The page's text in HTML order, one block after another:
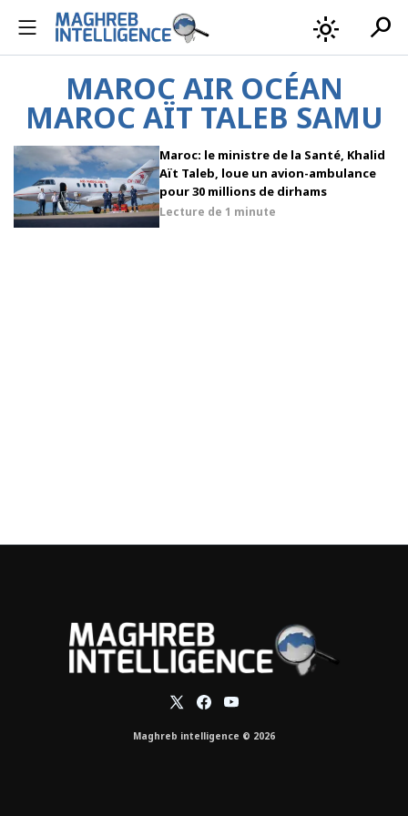
light_mode search
MAROC AIR OCÉAN
MAROC AÏT TALEB SAMU
Maroc: le ministre de la Santé, Khalid
Aït Taleb, loue un avion-ambulance
pour 30 millions de dirhams
Lecture de 1 minute
Maghreb intelligence © 2026